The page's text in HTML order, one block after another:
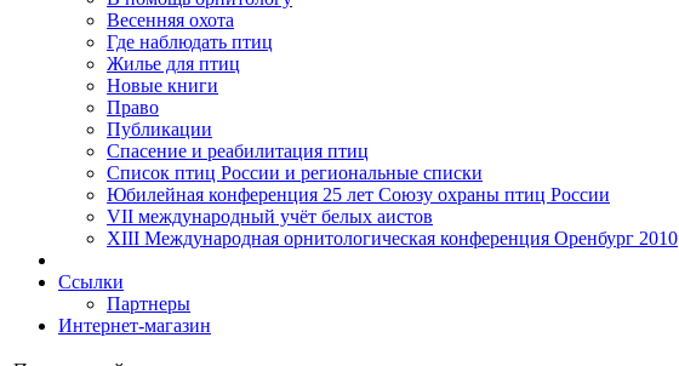
Весенняя охота
Где наблюдать птиц
Жилье для птиц
Новые книги
Право
Публикации
Спасение и реабилитация птиц
Список птиц России и региональные списки
Юбилейная конференция 25 лет Союзу охраны птиц России
VII международный учёт белых аистов
XIII Международная орнитологическая конференция Оренбург 2010
Ссылки
Партнеры
Интернет-магазин